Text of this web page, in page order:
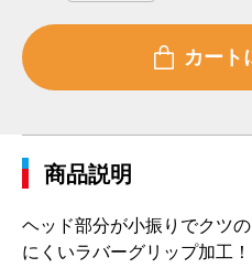
商品説明
ヘッド部分が小振りでクツ
にくいラバーグリップ加工！